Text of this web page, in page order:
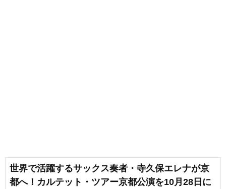
世界で活躍するサックス奏者・寺久保エレナが京
都へ！カルテット・ツアー京都公演を10月28日に